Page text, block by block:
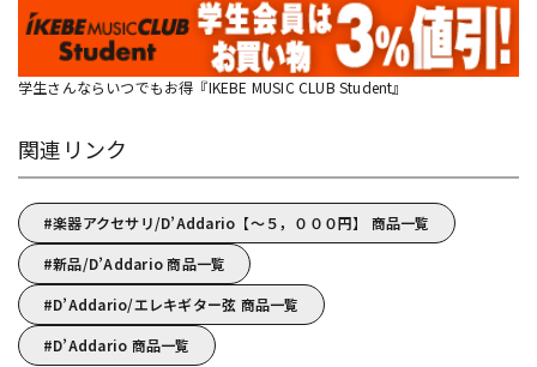
学生さんならいつでもお得『IKEBE MUSIC CLUB Student』
関連リンク
楽器アクセサリ/D’Addario【～５，０００円】 商品一覧
新品/D’Addario 商品一覧
D’Addario/エレキギター弦 商品一覧
D’Addario 商品一覧